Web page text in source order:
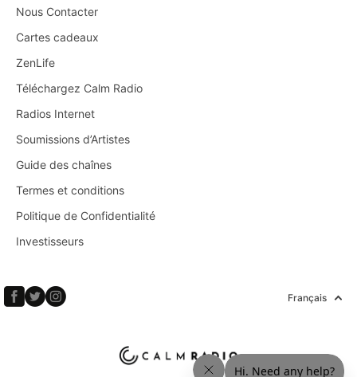
Nous Contacter
Cartes cadeaux
ZenLife
Téléchargez Calm Radio
Radios Internet
Soumissions d’Artistes
Guide des chaînes
Termes et conditions
Politique de Confidentialité
Investisseurs
Français